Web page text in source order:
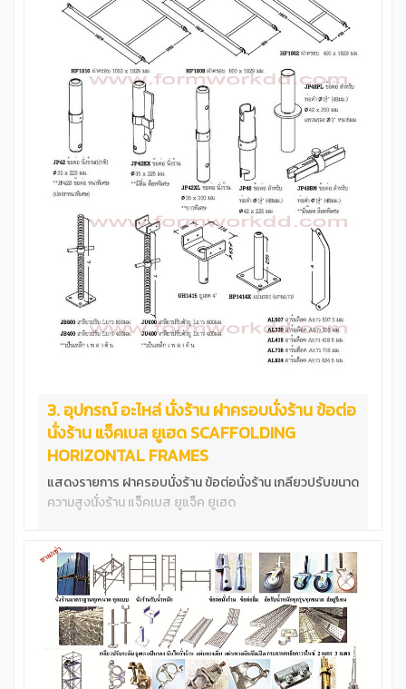
3. อุปกรณ์ อะไหล่ นั่งร้าน ฝาครอบนั่งร้าน ข้อต่อ
นั่งร้าน แจ็คเบส ยูเฮด SCAFFOLDING
HORIZONTAL FRAMES
แสดงรายการ ฝาครอบนั่งร้าน ข้อต่อนั่งร้าน เกลียวปรับขนาด
ความสูงนั่งร้าน แจ็คเบส ยูแจ็ค ยูเฮด